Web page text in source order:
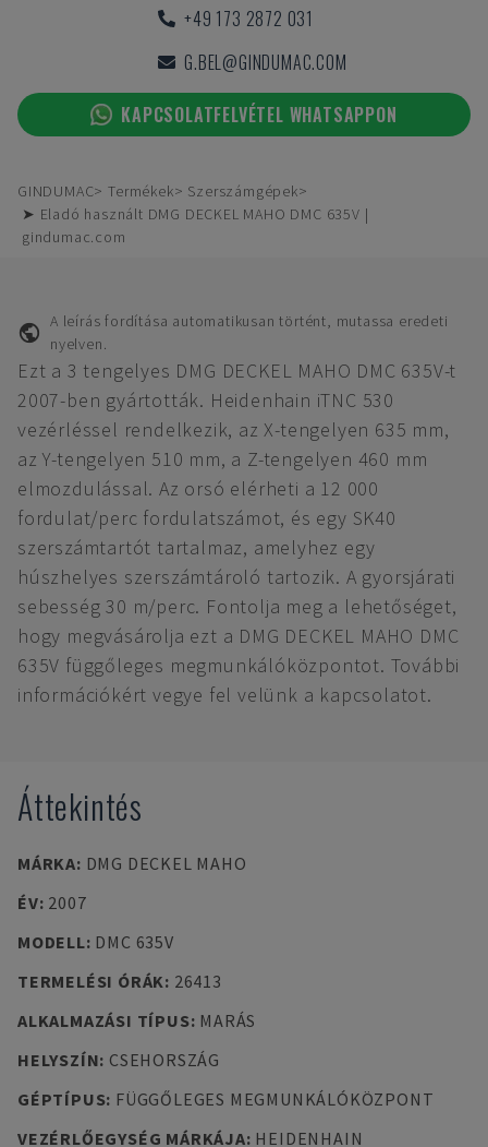
+49 173 2872 031
G.BEL@GINDUMAC.COM
KAPCSOLATFELVÉTEL WHATSAPPON
GINDUMAC Termékek
Szerszámgépek
➤ Eladó használt DMG DECKEL MAHO DMC 635V |
gindumac.com
A leírás fordítása automatikusan történt, mutassa eredeti
nyelven.
Ezt a 3 tengelyes DMG DECKEL MAHO DMC 635V-t
2007-ben gyártották. Heidenhain iTNC 530
vezérléssel rendelkezik, az X-tengelyen 635 mm,
az Y-tengelyen 510 mm, a Z-tengelyen 460 mm
elmozdulással. Az orsó elérheti a 12 000
fordulat/perc fordulatszámot, és egy SK40
szerszámtartót tartalmaz, amelyhez egy
húszhelyes szerszámtároló tartozik. A gyorsjárati
sebesség 30 m/perc. Fontolja meg a lehetőséget,
hogy megvásárolja ezt a DMG DECKEL MAHO DMC
635V függőleges megmunkálóközpontot. További
információkért vegye fel velünk a kapcsolatot.
Áttekintés
MÁRKA: DMG DECKEL MAHO
ÉV: 2007
MODELL: DMC 635V
TERMELÉSI ÓRÁK: 26413
ALKALMAZÁSI TÍPUS: MARÁS
HELYSZÍN: CSEHORSZÁG
GÉPTÍPUS: FÜGGŐLEGES MEGMUNKÁLÓKÖZPONT
VEZÉRLŐEGYSÉG MÁRKÁJA: HEIDENHAIN